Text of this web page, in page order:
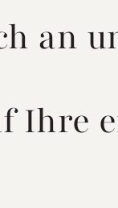
an
Ihre